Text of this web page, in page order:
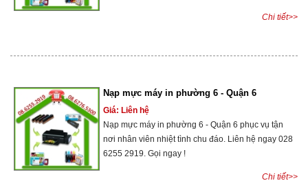
Chi tiết>>
Nạp mực máy in phường 6 - Quận 6
Giá: Liên hệ
Nạp mực máy in phường 6 - Quận 6 phục vụ tận
nơi nhân viên nhiệt tình chu đáo. Liên hệ ngay 028
6255 2919. Gọi ngay !
Chi tiết>>